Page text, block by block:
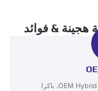
& فوائد
جودة محلول شفرة ممسحة OEM Hybrid. باكرا